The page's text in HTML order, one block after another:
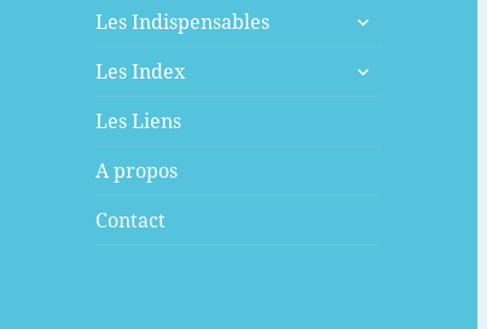
sous-
Les Indispensables
ouvrir
sous-
Les Index
ouvrir
Les Liens
A propos
Contact